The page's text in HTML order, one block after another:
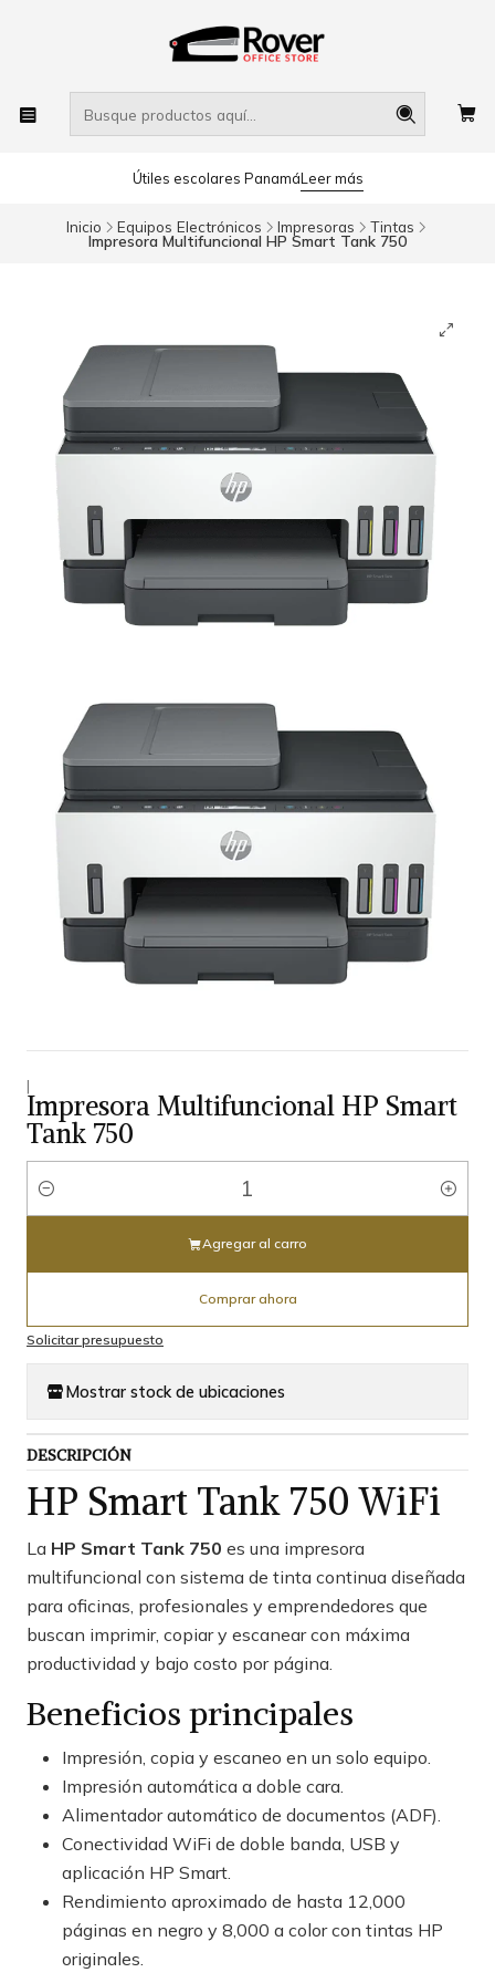
Útiles escolares PanamáLeer más
Inicio Equipos Electrónicos Impresoras Tintas
Impresora Multifuncional HP Smart Tank 750
|
Impresora Multifuncional HP Smart
Tank 750
Cantidad
Agregar al carro
Comprar ahora
Solicitar presupuesto
Mostrar stock de ubicaciones
DESCRIPCIÓN
HP Smart Tank 750 WiFi
La HP Smart Tank 750 es una impresora
multifuncional con sistema de tinta continua diseñada
para oficinas, profesionales y emprendedores que
buscan imprimir, copiar y escanear con máxima
productividad y bajo costo por página.
Beneficios principales
Impresión, copia y escaneo en un solo equipo.
Impresión automática a doble cara.
Alimentador automático de documentos (ADF).
Conectividad WiFi de doble banda, USB y
aplicación HP Smart.
Rendimiento aproximado de hasta 12,000
páginas en negro y 8,000 a color con tintas HP
originales.